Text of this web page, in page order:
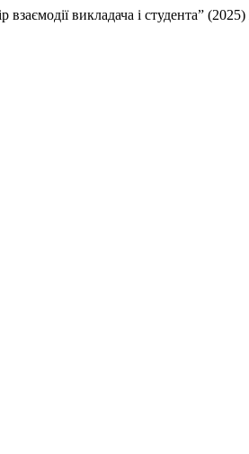
викладача і студента” (2025)